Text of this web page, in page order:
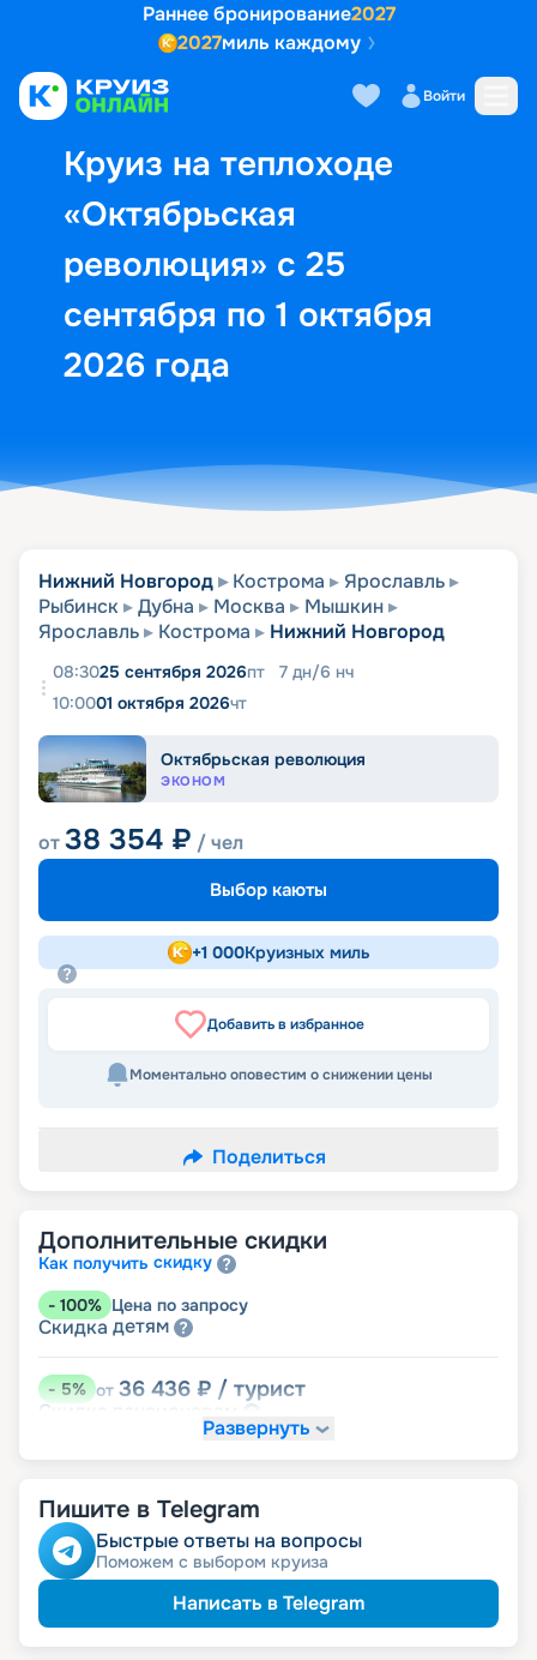
Раннее бронирование2027
2027миль каждому
Войти
Круиз на теплоходе
«Октябрьская
революция» с 25
сентября по 1 октября
2026 года
Выбор кают Маршрут и
Нижний Новгород Кострома
Ярославль
Рыбинск
Дубна Москва
Мышкин
Ярославль
Кострома Нижний Новгород
08:3025 сентября 2026пт 7 дн/6 нч
10:0001 октября 2026чт
Октябрьская революция
ЭКОНОМ
от38 354 ₽ / чел
Выбор каюты
+1 000Круизных миль
Добавить в избранное
Моментально оповестим о снижении цены
Поделиться
Дополнительные скидки
Как получить скидку
- 100% Цена по запросу
Скидка детям
-5% от 36 436 ₽ / турист
Скидка
Развернуть
Пишите в Telegram
Быстрые ответы на вопросы
Поможем с выбором круиза
Написать в Telegram